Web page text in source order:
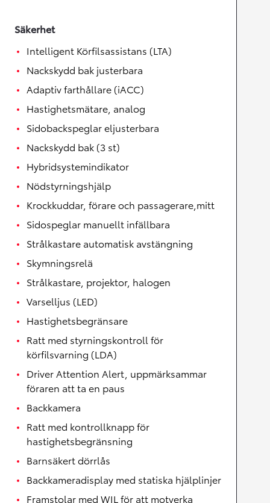
Säkerhet
Intelligent Körfilsassistans (LTA)
Nackskydd bak justerbara
Adaptiv farthållare (iACC)
Hastighetsmätare, analog
Sidobackspeglar eljusterbara
Nackskydd bak (3 st)
Hybridsystemindikator
Nödstyrningshjälp
Krockkuddar, förare och passagerare,mitt
Sidospeglar manuellt infällbara
Strålkastare automatisk avstängning
Skymningsrelä
Strålkastare, projektor, halogen
Varselljus (LED)
Hastighetsbegränsare
Ratt med styrningskontroll för
körfilsvarning (LDA)
Driver Attention Alert, uppmärksammar
föraren att ta en paus
Backkamera
Ratt med kontrollknapp för
hastighetsbegränsning
Barnsäkert dörrlås
Backkameradisplay med statiska hjälplinjer
Framstolar med WIL för att motverka